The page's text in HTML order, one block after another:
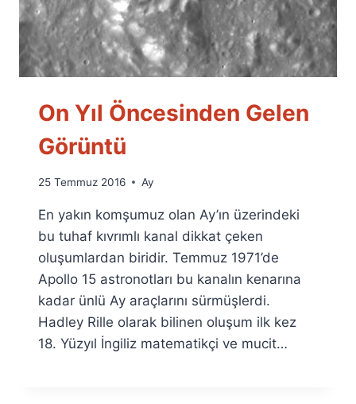
On Yıl Öncesinden Gelen
Görüntü
By
Fuat
Özyar
25 Temmuz 2016 Ay
En yakın komşumuz olan Ay’ın üzerindeki
bu tuhaf kıvrımlı kanal dikkat çeken
oluşumlardan biridir. Temmuz 1971’de
Apollo 15 astronotları bu kanalın kenarına
kadar ünlü Ay araçlarını sürmüşlerdi.
Hadley Rille olarak bilinen oluşum ilk kez
18. Yüzyıl İngiliz matematikçi ve mucit…